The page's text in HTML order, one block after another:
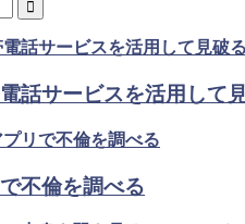
話サービスを活用して
不倫を調べる